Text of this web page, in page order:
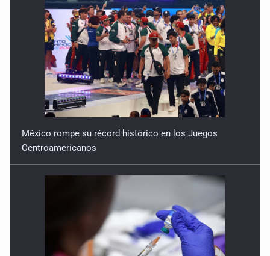
México rompe su récord histórico en los Juegos
Centroamericanos